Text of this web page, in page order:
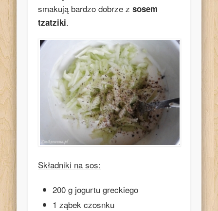
smakują bardzo dobrze zsosem
tzatziki.
Składniki na sos:
200 g jogurtu greckiego
1 ząbek czosnku